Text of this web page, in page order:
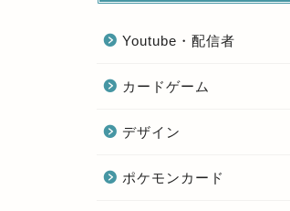
Youtube・配信者
カードゲーム
デザイン
ポケモンカード